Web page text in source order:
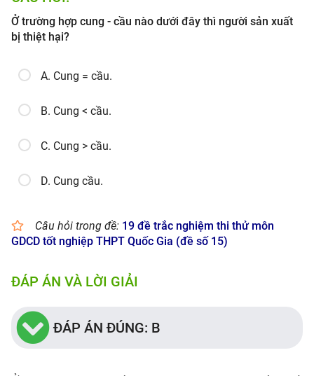
Ở trường hợp cung - cầu nào dưới đây thì người sản xuất
bị thiệt hại?
A. Cung = cầu.
B. Cung < cầu.
C. Cung > cầu.
D. Cung cầu.
Câu hỏi trong đề: 19 đề trắc nghiệm thi thử môn
GDCD tốt nghiệp THPT Quốc Gia (đề số 15)
ĐÁP ÁN VÀ LỜI GIẢI
ĐÁP ÁN ĐÚNG: B